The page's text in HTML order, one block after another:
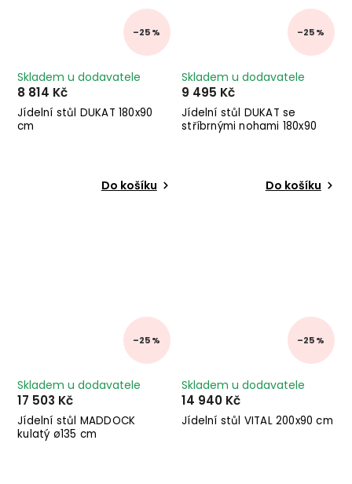
–25 %
Jídelní stůl DUKAT 180x90
cm
Skladem u dodavatele
8 814 Kč
Do košíku
–25 %
Jídelní stůl DUKAT se
stříbrnými nohami 180x90
Skladem u dodavatele
9 495 Kč
Do košíku
–25 %
Jídelní stůl MADDOCK
kulatý ø135 cm
Skladem u dodavatele
17 503 Kč
–25 %
Jídelní stůl VITAL 200x90 cm
Skladem u dodavatele
14 940 Kč